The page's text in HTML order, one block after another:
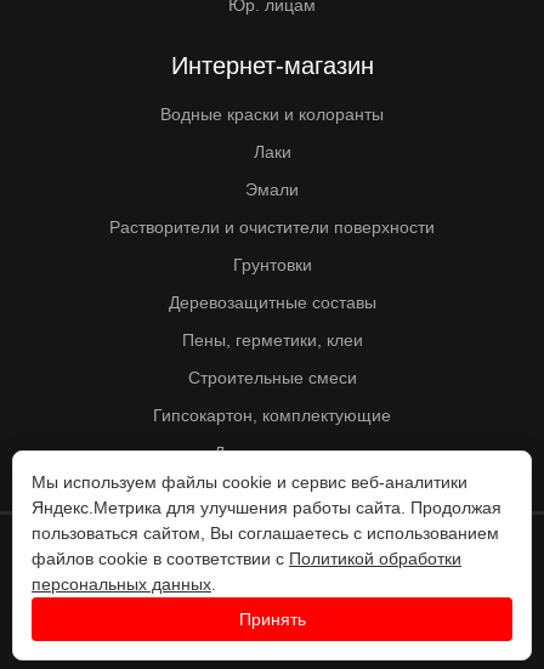
Юр. лицам
Интернет-магазин
Водные краски и колоранты
Лаки
Эмали
Растворители и очистители поверхности
Грунтовки
Деревозащитные составы
Пены, герметики, клеи
Строительные смеси
Гипсокартон, комплектующие
Другие товары
© Колорит 1995 - 2026
Разработка веб-сайта -
Мы используем файлы cookie и сервис веб-аналитики
Яндекс.Метрика для улучшения работы сайта. Продолжая
пользоваться сайтом, Вы соглашаетесь с использованием
файлов cookie в соответствии с Политикой обработки
персональных данных
Принять